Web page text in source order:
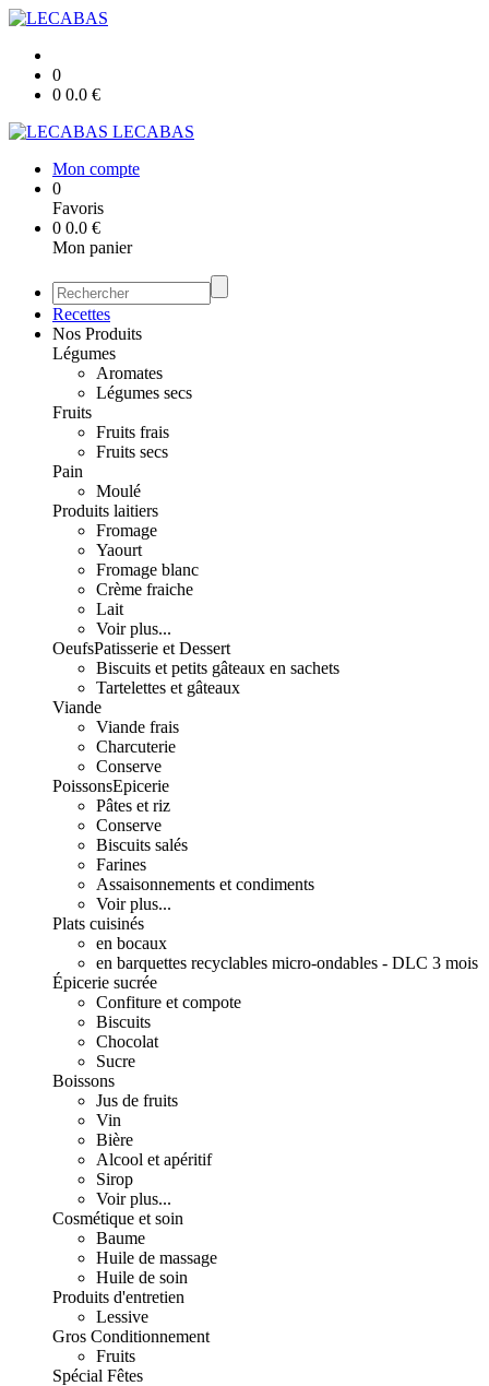
0
0 0.0 €
LECABAS
Mon compte
0
Favoris
0 0.0 €
Mon panier
Recettes
Nos Produits
Légumes
Aromates
Légumes secs
Fruits
Fruits frais
Fruits secs
Pain
Moulé
Produits laitiers
Fromage
Yaourt
Fromage blanc
Crème fraiche
Lait
Voir plus...
OeufsPatisserie et Dessert
Biscuits et petits gâteaux en sachets
Tartelettes et gâteaux
Viande
Viande frais
Charcuterie
Conserve
PoissonsEpicerie
Pâtes et riz
Conserve
Biscuits salés
Farines
Assaisonnements et condiments
Voir plus...
Plats cuisinés
en bocaux
en barquettes recyclables micro-ondables - DLC 3 mois
Épicerie sucrée
Confiture et compote
Biscuits
Chocolat
Sucre
Boissons
Jus de fruits
Vin
Bière
Alcool et apéritif
Sirop
Voir plus...
Cosmétique et soin
Baume
Huile de massage
Huile de soin
Produits d'entretien
Lessive
Gros Conditionnement
Fruits
Spécial Fêtes